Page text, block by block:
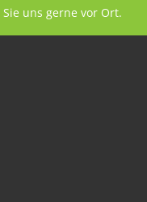
uns gerne vor Ort.